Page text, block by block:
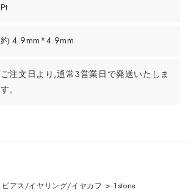
Pt
約 4.9mm*4.9mm
ご注文日より,通常3営業日で発送いたしま
す。
ピアス/イヤリング/イヤカフ > 1stone